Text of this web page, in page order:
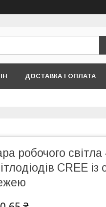
ДОСТАВКА І ОПЛАТА
робочого
CREE